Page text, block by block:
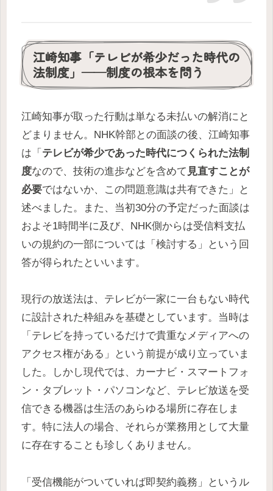
江崎知事「テレビが希少だった時代の
法制度」——制度の根本を問う
江崎知事が取った行動は単なる未払いの解消にと
どまりません。NHK幹部との面談の後、江崎知事
は「 テレビが希少であった時代につくられた法制
度なので、技術の進歩などを含めて 見直すことが
必要ではないか、この問題意識は共有できた」と
述べました。また、当初30分の予定だった面談は
およそ1時間半に及び、NHK側からは受信料支払
いの規約の一部については「検討する」という回
答が得られたといいます。
現行の放送法は、テレビが一家に一台もない時代
に設計された枠組みを基礎としています。当時は
「テレビを持っているだけで貴重なメディアへの
アクセス権がある」という前提が成り立っていま
した。しかし現代では、カーナビ・スマートフォ
ン・タブレット・パソコンなど、テレビ放送を受
信できる機器は生活のあらゆる場所に存在しま
す。特に法人の場合、それらが業務用として大量
に存在することも珍しくありません。
「受信機能がついていれば即契約義務」というル